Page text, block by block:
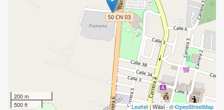
200 m
500 ft
Leaflet | Wasi - ©OpenStreetMap